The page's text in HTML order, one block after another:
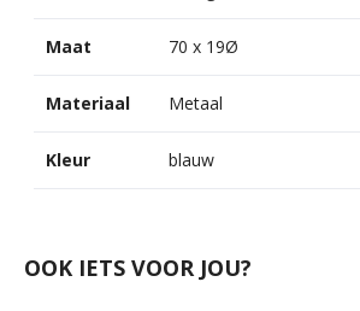
Maat 70 x 19Ø
Materiaal Metaal
Kleur blauw
OOK IETS VOOR JOU?